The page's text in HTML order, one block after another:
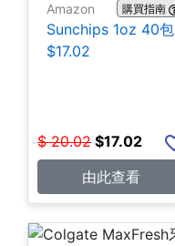
Amazon 購買指南
Sunchips 1oz 40包
$17.02
$ 20.02 $17.02
由此查看